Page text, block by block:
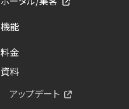
機能
料金
資料
アップデート